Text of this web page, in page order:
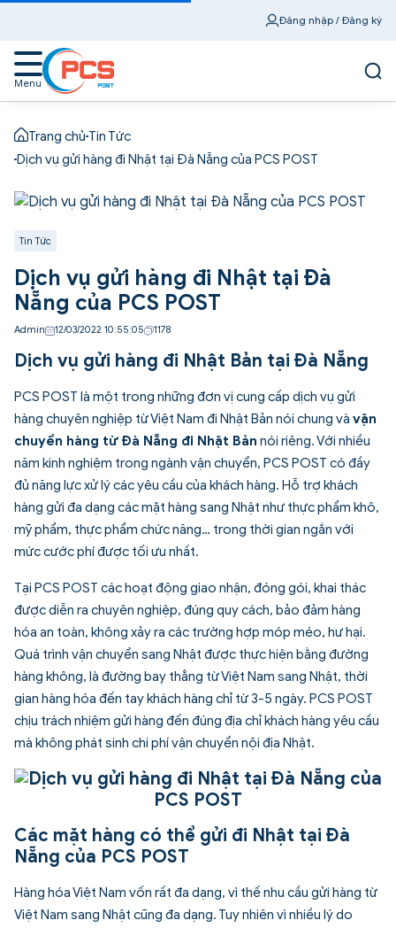
Đăng nhập / Đăng ký
Menu
Trang chủTin Tức
Dịch vụ gửi hàng đi Nhật tại Đà Nẵng của PCS POST
Tin Tức
Dịch vụ gửi hàng đi Nhật tại Đà
Nẵng của PCS POST
Admin 12/03/2022 10:55:05 1178
Dịch vụ gửi hàng đi Nhật Bản tại Đà Nẵng
PCS POST là một trong những đơn vị cung cấp dịch vụ gửi
hàng chuyên nghiệp từ Việt Nam đi Nhật Bản nói chung và vận
chuyển hàng từ Đà Nẵng đi Nhật Bản nói riêng. Với nhiều
năm kinh nghiệm trong ngành vận chuyển, PCS POST có đầy
đủ năng lực xử lý các yêu cầu của khách hàng. Hỗ trợ khách
hàng gửi đa dạng các mặt hàng sang Nhật như thực phẩm khô,
mỹ phẩm, thực phẩm chức năng… trong thời gian ngắn với
mức cước phí được tối ưu nhất.
Tại PCS POST các hoạt động giao nhận, đóng gói, khai thác
được diễn ra chuyên nghiệp, đúng quy cách, bảo đảm hàng
hóa an toàn, không xảy ra các trường hợp móp méo, hư hại.
Quá trình vận chuyển sang Nhật được thực hiện bằng đường
hàng không, là đường bay thẳng từ Việt Nam sang Nhật, thời
gian hàng hóa đến tay khách hàng chỉ từ 3-5 ngày. PCS POST
chịu trách nhiệm gửi hàng đến đúng địa chỉ khách hàng yêu cầu
mà không phát sinh chi phí vận chuyển nội địa Nhật.
Các mặt hàng có thể gửi đi Nhật tại Đà
Nẵng của PCS POST
Hàng hóa Việt Nam vốn rất đa dạng, vì thế nhu cầu gửi hàng từ
Việt Nam sang Nhật cũng đa dạng. Tuy nhiên vì nhiều lý do